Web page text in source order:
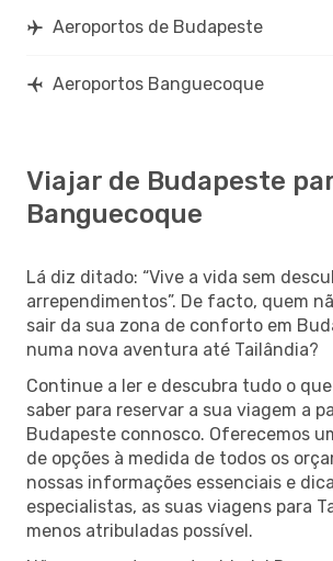
Aeroportos de Budapeste
Aeroportos Banguecoque
Viajar de Budapeste
Banguecoque
Lá diz ditado: “Vive a vida sem
arrependimentos”. De facto, quem
sair da sua zona de conforto em
numa nova aventura até Tailândia?
Continue a ler e descubra tudo o
saber para reservar a sua viagem a
Budapeste connosco. Oferecemos
de opções à medida de todos os
nossas informações essenciais e
especialistas, as suas viagens para
menos atribuladas possível.